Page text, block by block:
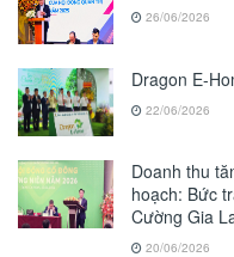
26/06/2026
Dragon E-
22/06/2026
Doanh thu
hoạch: Bức
Cường Gia
20/06/2026